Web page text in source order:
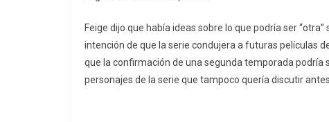
Feige dijo que había ideas sobre lo que podría ser
intención de que la serie condujera a futuras películas
que la confirmación de una segunda temporada podría
personajes de la serie que tampoco quería discutir